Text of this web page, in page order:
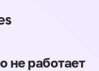
не работает